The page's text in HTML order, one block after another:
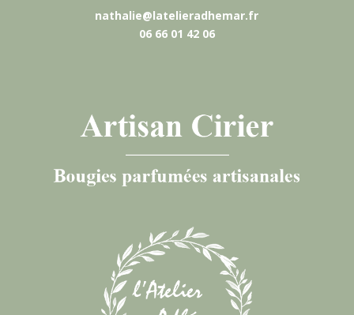
nathalie@latelieradhemar.fr
06 66 01 42 06